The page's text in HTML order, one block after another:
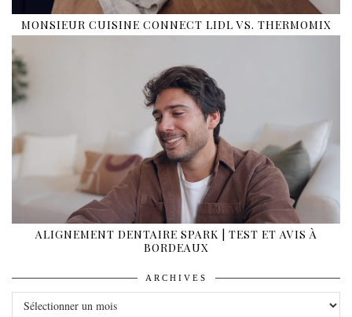
MONSIEUR CUISINE CONNECT LIDL VS. THERMOMIX
ALIGNEMENT DENTAIRE SPARK | TEST ET AVIS À
BORDEAUX
ARCHIVES
ARCHIVES